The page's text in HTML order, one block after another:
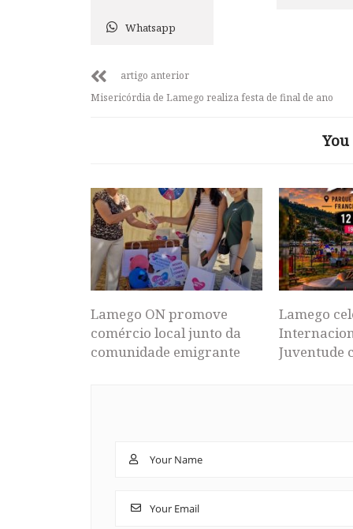
Whatsapp
artigo anterior
Misericórdia de Lamego realiza festa de final de ano
Lamego ON promove
comércio local junto da
comunidade emigrante
Lamego
Juventude